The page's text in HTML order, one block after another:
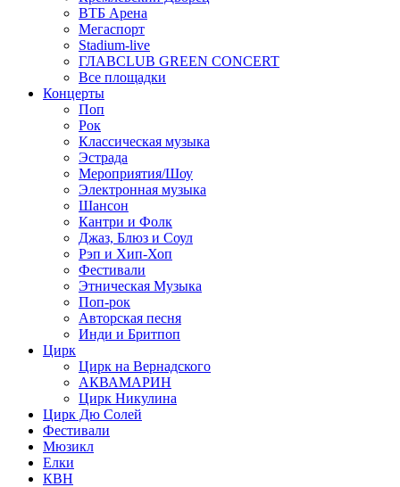
ВТБ Арена
Мегаспорт
Stadium-live
ГЛАВCLUB GREEN CONCERT
Все площадки
Концерты
Поп
Рок
Классическая музыка
Эстрада
Мероприятия/Шоу
Электронная музыка
Шансон
Кантри и Фолк
Джаз, Блюз и Соул
Рэп и Хип-Хоп
Фестивали
Этническая Музыка
Поп-рок
Авторская песня
Инди и Бритпоп
Цирк
Цирк на Вернадского
АКВАМАРИН
Цирк Никулина
Цирк Дю Солей
Фестивали
Мюзикл
Елки
КВН